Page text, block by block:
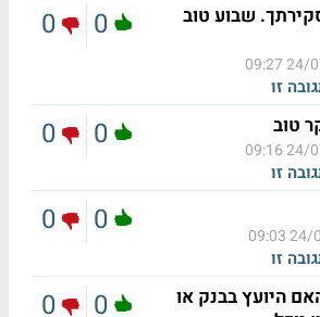
שבוע טוב
24/07/
זו
0
0
טוב
24/07/
זו
0
0
24/
זו
0
0
היועץ בבנק או
0
0